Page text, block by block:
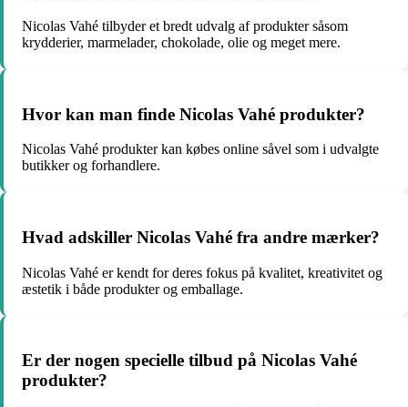
Nicolas Vahé tilbyder et bredt udvalg af produkter såsom
krydderier, marmelader, chokolade, olie og meget mere.
Hvor kan man finde Nicolas Vahé produkter?
Nicolas Vahé produkter kan købes online såvel som i udvalgte
butikker og forhandlere.
Hvad adskiller Nicolas Vahé fra andre mærker?
Nicolas Vahé er kendt for deres fokus på kvalitet, kreativitet og
æstetik i både produkter og emballage.
Er der nogen specielle tilbud på Nicolas Vahé
produkter?